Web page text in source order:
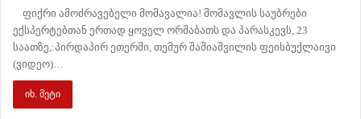
ფიქრი ამოძრავებელი მომავალია! მომავლის საუბრები
ექსპერტებთან ერთად ყოველ ორშაბათს და პარასკევს, 23
საათზე,:პირდაპირ ეთერში, თემურ შაშიაშვილის ფეისბუქლაივი
(ვიდეო)…
იხ. მეტი